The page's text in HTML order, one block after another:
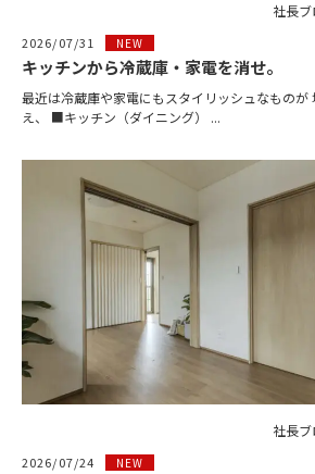
社長
2026/07/31 NEW
キッチンから冷蔵庫・家電を消せ。
最近は冷蔵庫や家電にもスタイリッシュなものが
え、 ■キッチン（ダイニング） ...
社長
2026/07/24 NEW